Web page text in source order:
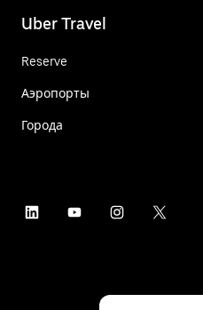
Uber Travel
Reserve
Аэропорты
Города